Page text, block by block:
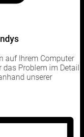
auf Ihrem Computer
Problem im Detail
unserer